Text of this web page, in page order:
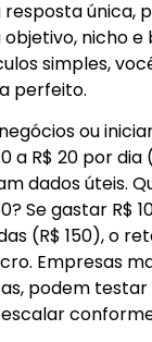
única,
nicho e
simples,
perfeito.
ou
a R$ 20 por dia
dados úteis.
Se gastar R$
(R$ 150), o
Empresas
podem testar
escalar